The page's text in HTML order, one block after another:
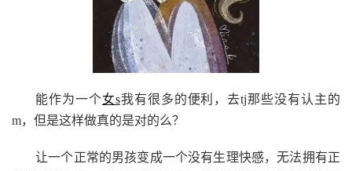
能作为一个女s我有很多的便利，去tj那些没有认主的
m，但是这样做真的是对的么？
让一个正常的男孩变成一个没有生理快感，无法拥有正